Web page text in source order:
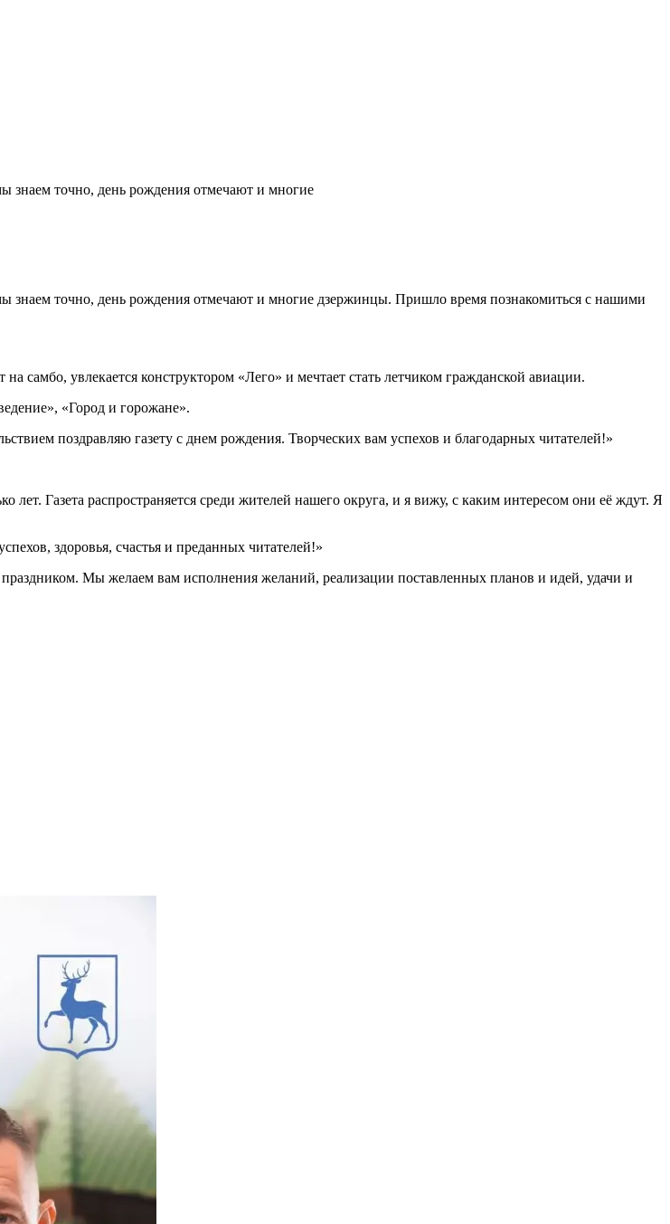
знаем точно, день рождения отмечают и многие
знаем точно, день рождения отмечают и многие дзержинцы. Пришло время познакомиться с нашими
самбо, увлекается конструктором «Лего» и мечтает стать летчиком гражданской авиации.
«Город и горожане».
поздравляю газету с днем рождения. Творческих вам успехов и благодарных читателей!»
лет. Газета распространяется среди жителей нашего округа, и я вижу, с каким интересом они её ждут. Я
здоровья, счастья и преданных читателей!»
Мы желаем вам исполнения желаний, реализации поставленных планов и идей, удачи и